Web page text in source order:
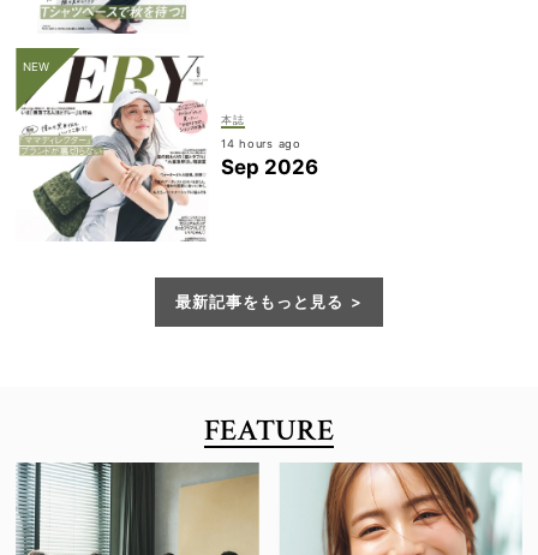
本誌
14 hours ago
Sep 2026
最新記事をもっと見る
FEATURE